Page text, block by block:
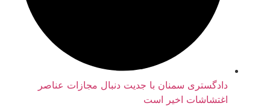
دادگستری سمنان با جدیت دنبال مجازات عناصر
اغتشاشات اخیر است